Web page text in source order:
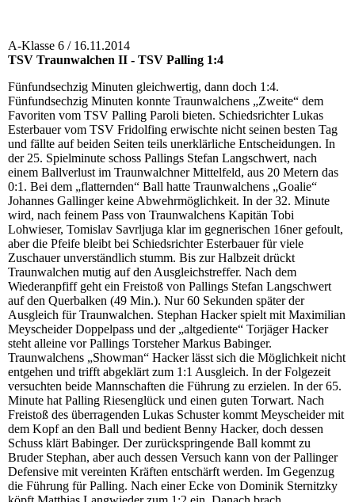
A-Klasse 6 / 16.11.2014
TSV Traunwalchen II - TSV Palling 1:4
Fünfundsechzig Minuten gleichwertig, dann doch 1:4.
Fünfundsechzig Minuten konnte Traunwalchens „Zweite“ dem
Favoriten vom TSV Palling Paroli bieten. Schiedsrichter Lukas
Esterbauer vom TSV Fridolfing erwischte nicht seinen besten Tag
und fällte auf beiden Seiten teils unerklärliche Entscheidungen. In
der 25. Spielminute schoss Pallings Stefan Langschwert, nach
einem Ballverlust im Traunwalchner Mittelfeld, aus 20 Metern das
0:1. Bei dem „flatternden“ Ball hatte Traunwalchens „Goalie“
Johannes Gallinger keine Abwehrmöglichkeit. In der 32. Minute
wird, nach feinem Pass von Traunwalchens Kapitän Tobi
Lohwieser, Tomislav Savrljuga klar im gegnerischen 16ner gefoult,
aber die Pfeife bleibt bei Schiedsrichter Esterbauer für viele
Zuschauer unverständlich stumm. Bis zur Halbzeit drückt
Traunwalchen mutig auf den Ausgleichstreffer. Nach dem
Wiederanpfiff geht ein Freistoß von Pallings Stefan Langschwert
auf den Querbalken (49 Min.). Nur 60 Sekunden später der
Ausgleich für Traunwalchen. Stephan Hacker spielt mit Maximilian
Meyscheider Doppelpass und der „altgediente“ Torjäger Hacker
steht alleine vor Pallings Torsteher Markus Babinger.
Traunwalchens „Showman“ Hacker lässt sich die Möglichkeit nicht
entgehen und trifft abgeklärt zum 1:1 Ausgleich. In der Folgezeit
versuchten beide Mannschaften die Führung zu erzielen. In der 65.
Minute hat Palling Riesenglück und einen guten Torwart. Nach
Freistoß des überragenden Lukas Schuster kommt Meyscheider mit
dem Kopf an den Ball und bedient Benny Hacker, doch dessen
Schuss klärt Babinger. Der zurückspringende Ball kommt zu
Bruder Stephan, aber auch dessen Versuch kann von der Pallinger
Defensive mit vereinten Kräften entschärft werden. Im Gegenzug
die Führung für Palling. Nach einer Ecke von Dominik Sternitzky